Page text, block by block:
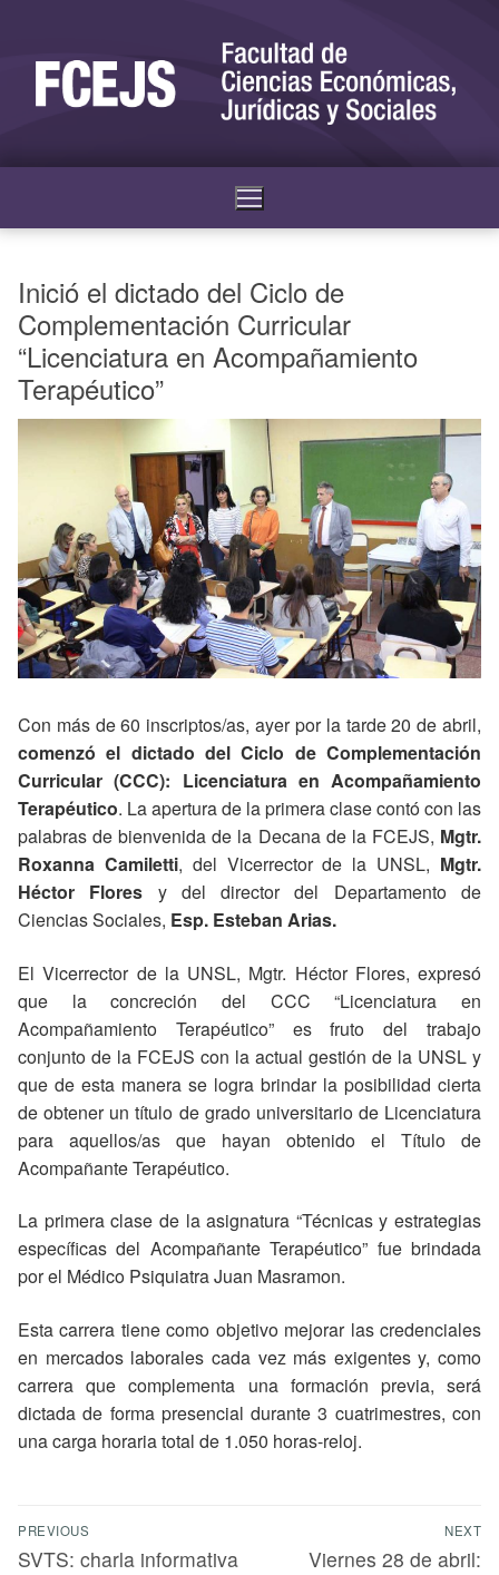
Inició el dictado del Ciclo de
Complementación Curricular
“Licenciatura en Acompañamiento
Terapéutico”
Con más de 60 inscriptos/as, ayer por la tarde 20 de abril,
comenzó el dictado del Ciclo de Complementación
Curricular (CCC): Licenciatura en Acompañamiento
Terapéutico. La apertura de la primera clase contó con las
palabras de bienvenida de la Decana de la FCEJS, Mgtr.
Roxanna Camiletti, del Vicerrector de la UNSL, Mgtr.
Héctor Flores y del director del Departamento de
Ciencias Sociales, Esp. Esteban Arias.
El Vicerrector de la UNSL, Mgtr. Héctor Flores, expresó
que la concreción del CCC “Licenciatura en
Acompañamiento Terapéutico” es fruto del trabajo
conjunto de la FCEJS con la actual gestión de la UNSL y
que de esta manera se logra brindar la posibilidad cierta
de obtener un título de grado universitario de Licenciatura
para aquellos/as que hayan obtenido el Título de
Acompañante Terapéutico.
La primera clase de la asignatura “Técnicas y estrategias
específicas del Acompañante Terapéutico” fue brindada
por el Médico Psiquiatra Juan Masramon.
Esta carrera tiene como objetivo mejorar las credenciales
en mercados laborales cada vez más exigentes y, como
carrera que complementa una formación previa, será
dictada de forma presencial durante 3 cuatrimestres, con
una carga horaria total de 1.050 horas-reloj.
PREVIOUS
SVTS: charla informativa
NEXT
Viernes 28 de abril: